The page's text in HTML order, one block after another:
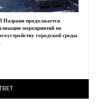
Назрани продолжается
мероприятий по
городской среды